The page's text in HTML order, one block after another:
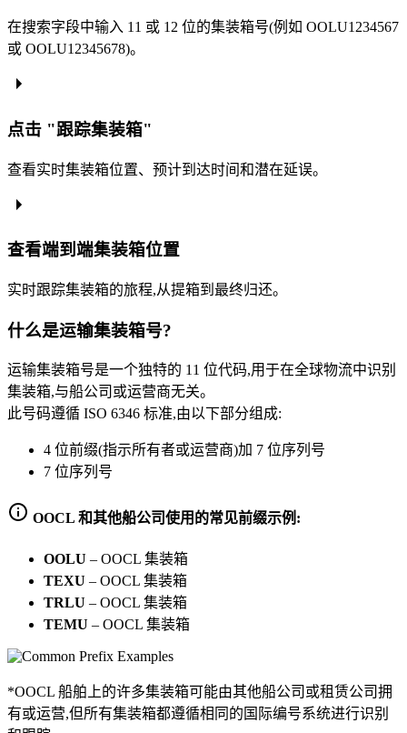
在搜索字段中输入 11 或 12 位的集装箱号(例如 OOLU1234567
或 OOLU12345678)。
点击 "跟踪集装箱"
查看实时集装箱位置、预计到达时间和潜在延误。
查看端到端集装箱位置
实时跟踪集装箱的旅程,从提箱到最终归还。
什么是运输集装箱号?
运输集装箱号是一个独特的 11 位代码,用于在全球物流中识别
集装箱,与船公司或运营商无关。
此号码遵循 ISO 6346 标准,由以下部分组成:
4 位前缀(指示所有者或运营商)加 7 位序列号
7 位序列号
OOCL 和其他船公司使用的常见前缀示例:
OOLU – OOCL 集装箱
TEXU – OOCL 集装箱
TRLU – OOCL 集装箱
TEMU – OOCL 集装箱
*OOCL 船舶上的许多集装箱可能由其他船公司或租赁公司拥
有或运营,但所有集装箱都遵循相同的国际编号系统进行识别